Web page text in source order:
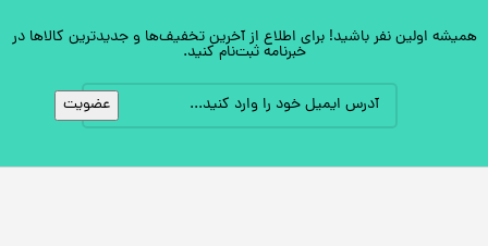
همیشه اولین نفر باشید! برای اطلاع از آخرین تخفیف‌ها و جدیدترین کالاها در
خبرنامه ثبت‌نام کنید.